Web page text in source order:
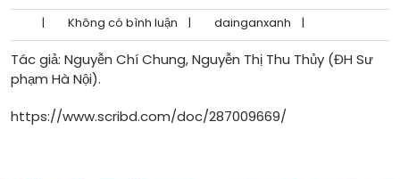
| Không có bình luận | dainganxanh |
Tác giả: Nguyễn Chí Chung, Nguyễn Thị Thu Thủy (ĐH Sư
phạm Hà Nội).
https://www.scribd.com/doc/287009669/